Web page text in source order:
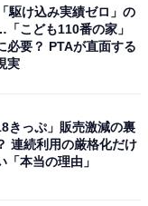
駆け込み実績ゼロ」の
こども110番の家」
必要？ PTAが直面する
実
きっぷ」販売激減の裏
連続利用の厳格化だけ
「本当の理由」